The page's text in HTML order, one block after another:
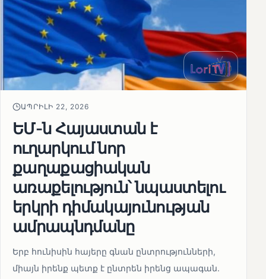
ԱՊՐԻԼԻ 22, 2026
ԵՄ-ն Հայաստան է
ուղարկում նոր
քաղաքացիական
առաքելություն՝ նպաստելու
երկրի դիմակայունության
ամրապնդմանը
Երբ հունիսին հայերը գնան ընտրությունների,
միայն իրենք պետք է ընտրեն իրենց ապագան.